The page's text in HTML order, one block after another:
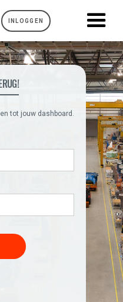
INLOGGEN
tot jouw dashboard.